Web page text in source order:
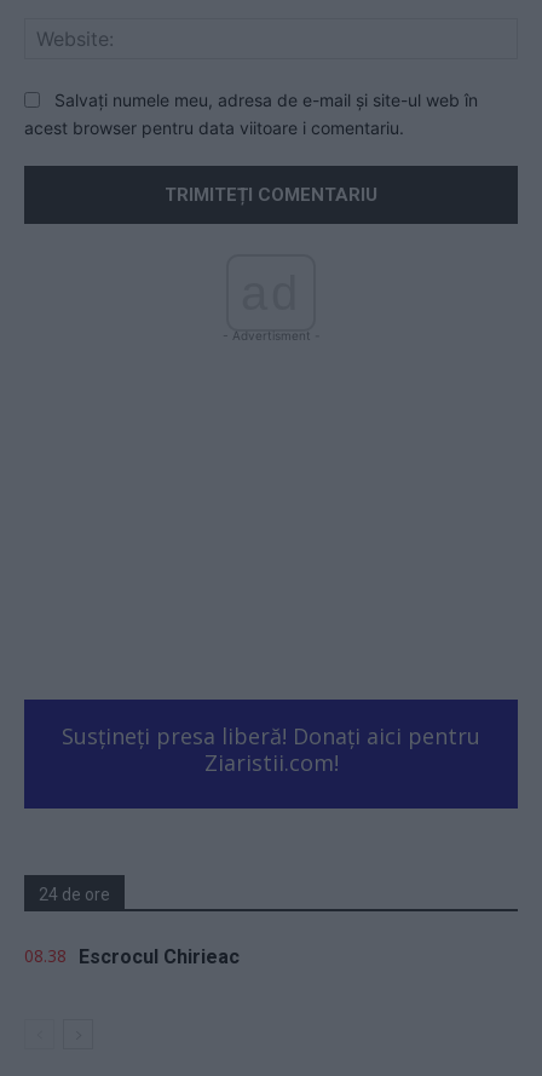
Salvați numele meu, adresa de e-mail și site-ul web în
acest browser pentru data viitoare i comentariu.
- Advertisment -
Susțineți presa liberă! Donați aici pentru
Ziaristii.com!
24 de ore
08.38 Escrocul Chirieac